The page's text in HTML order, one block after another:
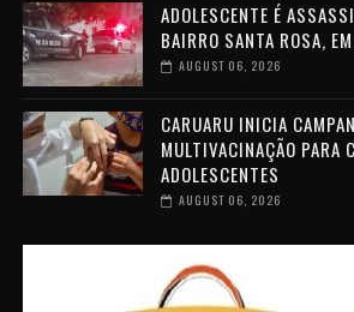
ADOLESCENTE É
BAIRRO SANTA ROSA,
AUGUST 06, 2026
CARUARU INICIA
MULTIVACINAÇÃO PARA
ADOLESCENTES
AUGUST 06, 2026